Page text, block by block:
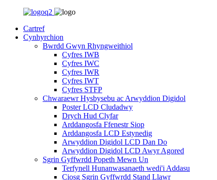
Cartref
Cynhyrchion
Bwrdd Gwyn Rhyngweithiol
Cyfres IWB
Cyfres IWC
Cyfres IWR
Cyfres IWT
Cyfres STFP
Chwaraewr Hysbysebu ac Arwyddion Digidol
Poster LCD Cludadwy
Drych Hud Clyfar
Arddangosfa Ffenestr Siop
Arddangosfa LCD Estynedig
Arwyddion Digidol LCD Dan Do
Arwyddion Digidol LCD Awyr Agored
Sgrin Gyffwrdd Popeth Mewn Un
Terfynell Hunanwasanaeth wedi'i Addasu
Ciosg Sgrin Gyffwrdd Stand Llawr